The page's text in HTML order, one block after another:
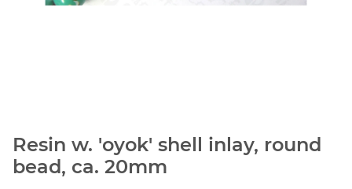
Resin w. 'oyok' shell inlay, round
bead, ca. 20mm